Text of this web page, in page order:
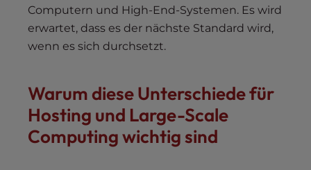
Computern und High-End-Systemen. Es wird
erwartet, dass es der nächste Standard wird,
wenn es sich durchsetzt.
Warum diese Unterschiede für
Hosting und Large-Scale
Computing wichtig sind